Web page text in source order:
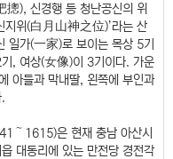
), 신경행 등 청난공신의 위
지위(白月山神之位)’라는 산
일가(一家)로 보이는 목상 5기
, 여상(女像)이 3기이다. 가운
아들과 막내딸, 왼쪽에 부인과
～1615)은 현재 충남 아산시
대동리에 있는 만전당 경전각